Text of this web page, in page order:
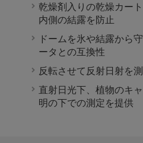
乾燥剤入りの乾燥カー
内側の結露を防止
ドームを氷や結露から
ータとの互換性
反転させて反射日射を
直射日光下、植物のキ
明の下での測定を提供